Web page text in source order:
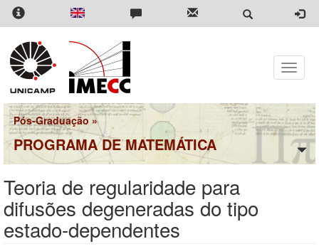
Pular
para
conteúdo
principal
Toggle
Pós-Graduação »
PROGRAMA DE MATEMÁTICA
Teoria de regularidade para
difusões degeneradas do tipo
estado-dependentes